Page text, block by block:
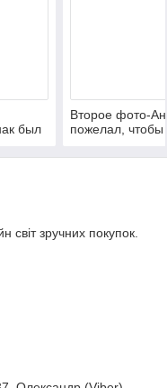
был
Второе фото-
пожелал, чтобы
знак в виде
зручних покупок.